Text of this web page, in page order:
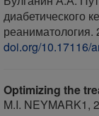
диабетического
реаниматология.
doi.org/10.17116/
Optimizing the
M.I. NEYMARK1,